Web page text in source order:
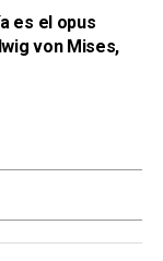
es el opus
von Mises,